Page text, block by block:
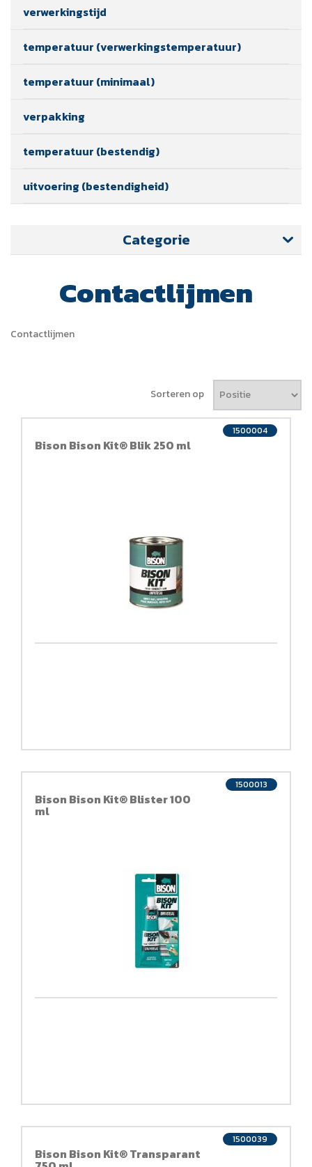
verwerkingstijd
temperatuur (verwerkingstemperatuur)
temperatuur (minimaal)
verpakking
temperatuur (bestendig)
uitvoering (bestendigheid)
Categorie
Contactlijmen
Contactlijmen
Sorteren op
Bison Bison Kit® Blik 250 ml
1500004
Bison Bison Kit® Blister 100
ml
1500013
Bison Bison Kit® Transparant
1500039